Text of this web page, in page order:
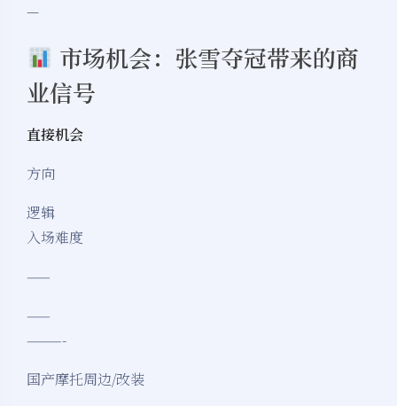
—
市场机会：张雪夺冠带来的商
业信号
直接机会
方向
逻辑
入场难度
——
——
———-
国产摩托周边/改装